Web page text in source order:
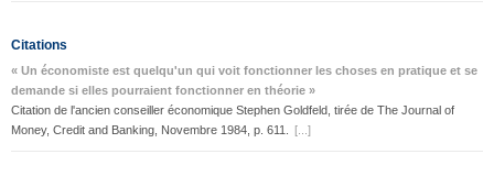
Citations
« Un économiste est quelqu'un qui voit fonctionner les choses en pratique et se
demande si elles pourraient fonctionner en théorie »
Citation de l'ancien conseiller économique Stephen Goldfeld, tirée de The Journal of
Money, Credit and Banking, Novembre 1984, p. 611.
[...]